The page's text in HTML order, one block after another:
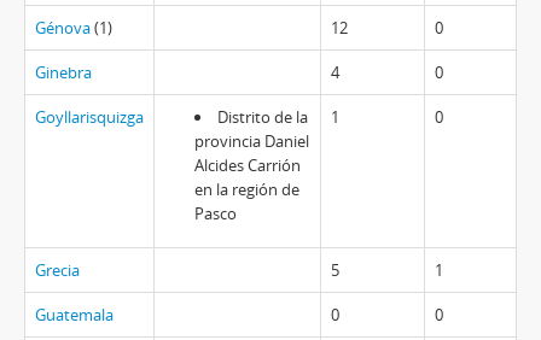
Génova(1) 12 0
Ginebra 4 0
Goyllarisquizga
Distrito de la
provincia Daniel
Alcides Carrión
en la región de
Pasco
1 0
Grecia 5 1
Guatemala 0 0